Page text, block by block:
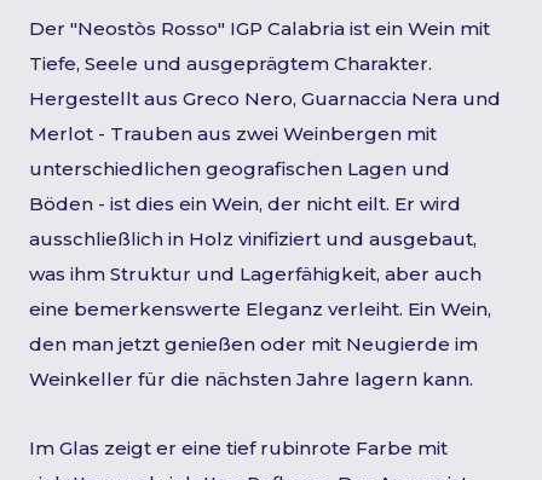
Der "Neostòs Rosso" IGP Calabria ist ein Wein mit
Tiefe, Seele und ausgeprägtem Charakter.
Hergestellt aus Greco Nero, Guarnaccia Nera und
Merlot - Trauben aus zwei Weinbergen mit
unterschiedlichen geografischen Lagen und
Böden - ist dies ein Wein, der nicht eilt. Er wird
ausschließlich in Holz vinifiziert und ausgebaut,
was ihm Struktur und Lagerfähigkeit, aber auch
eine bemerkenswerte Eleganz verleiht. Ein Wein,
den man jetzt genießen oder mit Neugierde im
Weinkeller für die nächsten Jahre lagern kann.
Im Glas zeigt er eine tief rubinrote Farbe mit